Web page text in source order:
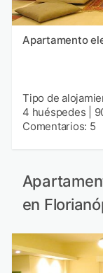
Apartamento
Tipo de
4 huéspedes
Comentarios: 5
en